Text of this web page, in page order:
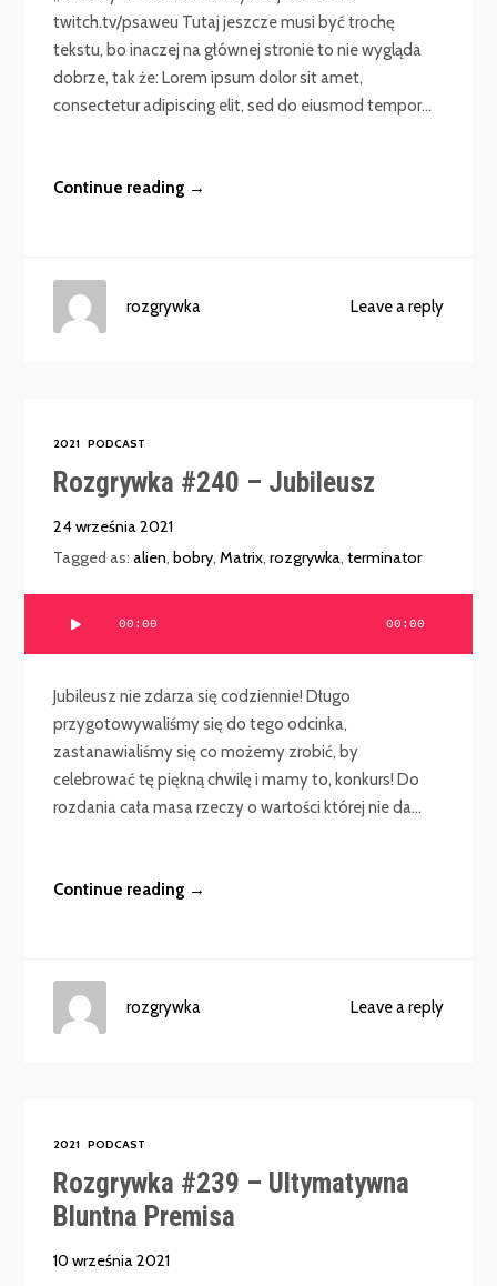
twitch.tv/psaweu Tutaj jeszcze musi być trochę
tekstu, bo inaczej na głównej stronie to nie wygląda
dobrze, tak że: Lorem ipsum dolor sit amet,
consectetur adipiscing elit, sed do eiusmod tempor...
Continue reading →
Leave a reply
rozgrywka
2021 PODCAST
Rozgrywka #240 – Jubileusz
24 września 2021
Tagged as:alien,bobry,Matrix,rozgrywka,terminator
00:00 00:00
Jubileusz nie zdarza się codziennie! Długo
przygotowywaliśmy się do tego odcinka,
zastanawialiśmy się co możemy zrobić, by
celebrować tę piękną chwilę i mamy to, konkurs! Do
rozdania cała masa rzeczy o wartości której nie da...
Continue reading →
Leave a reply
rozgrywka
2021 PODCAST
Rozgrywka #239 – Ultymatywna
Bluntna Premisa
10 września 2021